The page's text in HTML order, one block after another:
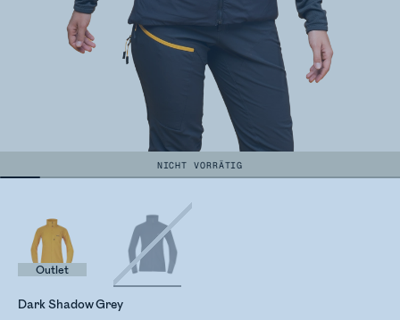
NICHT VORRÄTIG
Dark Shadow Grey
Outlet